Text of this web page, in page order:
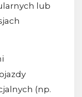
lub
(np.